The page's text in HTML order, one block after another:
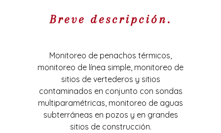
Breve descripción.
Monitoreo de penachos térmicos,
monitoreo de línea simple, monitoreo de
sitios de vertederos y sitios
contaminados en conjunto con sondas
multiparamétricas, monitoreo de aguas
subterráneas en pozos y en grandes
sitios de construcción.